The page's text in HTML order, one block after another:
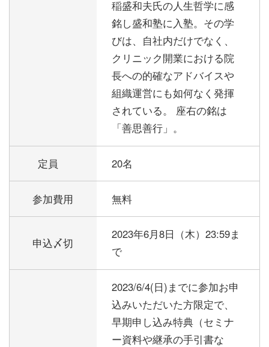
稲盛和夫氏の人生哲学に感
銘し盛和塾に入塾。その学
びは、自社内だけでなく、
クリニック開業における院
長への的確なアドバイスや
組織運営にも如何なく発揮
されている。 座右の銘は
「善思善行」。
定員 20名
参加費用 無料
申込〆切
2023年6月8日（木）23:59ま
で
2023/6/4(日)までに参加お申
込みいただいた方限定で、
早期申し込み特典（セミナ
ー資料や継承の手引書な